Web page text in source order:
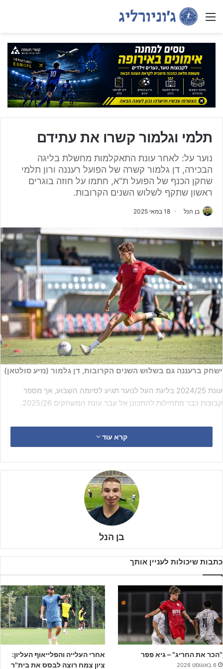
Menu
תלמי וגלמור קשרו את עתידם
נוער על: לאחר עונת התאקלמות מחשלת בליגה
הבכירה, דן גלמור קשרה של הפועל רעננה ורון תלמי
שחקן הכנף של הפועל ת"א, חתמו על חוזה בוגרים
ראשון שתקף לשלוש השנים הקרובות.
בן הנל 18 במאי 2025
ישחק ברעננה גם בשלוש השנים הקרובות, דן גלמור (נזיע סולטאן)
עונת 2024/25 בליגת העל לנוער תגיע לסיומה השבוע, אך מספר
קבוצות כבר מתחילות להתכונן אל עבר עונת המשחקים 2025/26.
אחת מהקבוצות הללו הן הפועל רעננה, אשר שחקנהדן גלמורהאריך
את חוזהו במועדון. זהו חוזה הבוגרים הראשון של הקשר הכישרוני שבסך
הכל יכול לסכם מבחינתו טבילת אש דיי מוצלחת בליגת העל לנוער.
קרא עוד
בן הנל
כתבות שיכולות לעניין אותך
"הכר את החריג" – גיא פפר
6 באוגוסט 2026
אחרי העלייה והפלייאוף העליון:
ציון צמח רוצה לבסס את בית"ר